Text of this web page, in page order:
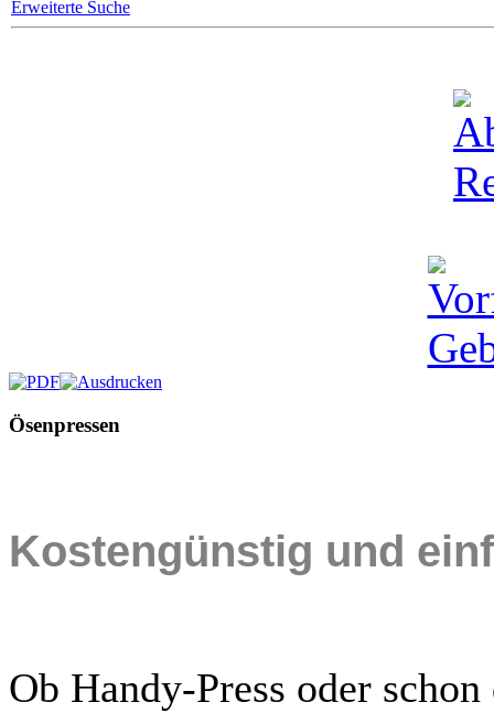
Erweiterte Suche
Ösenpressen
Kostengünstig und
Ob Handy-Press oder